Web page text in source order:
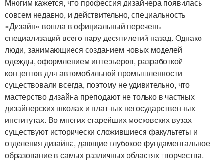
Многим кажется, что профессия дизайнера появилась
совсем недавно, и действительно, специальность
«Дизайн» вошла в официальный перечень
специализаций всего пару десятилетий назад. Однако
люди, занимающиеся созданием новых моделей
одежды, оформлением интерьеров, разработкой
концептов для автомобильной промышленности
существовали всегда, поэтому не удивительно, что
мастерство дизайна преподают не только в частных
дизайнерских школах и платных негосударственных
институтах. Во многих старейших московских вузах
существуют исторически сложившиеся факультеты и
отделения дизайна, дающие глубокое фундаментальное
образование в самых различных областях творчества.